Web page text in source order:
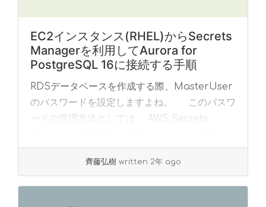
EC2インスタンス(RHEL)からSecrets
Managerを利用してAurora for
PostgreSQL 16に接続する手順
RDSデータベースを作成する際、MasterUser
のパスワードを設定しますよね。 このパスワ
ードの管理方法としては、 AWS Secrets
Secrets ... »read more
齊藤弘樹 written 2年 ago